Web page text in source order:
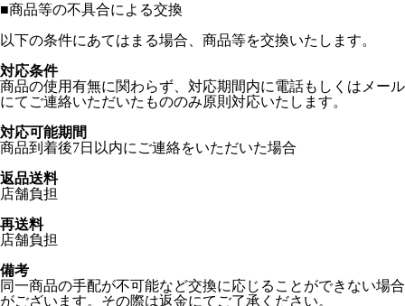
■商品等の不具合による交換
以下の条件にあてはまる場合、商品等を交換いたします。
対応条件
商品の使用有無に関わらず、対応期間内に電話もしくはメール
にてご連絡いただいたもののみ原則対応いたします。
対応可能期間
商品到着後7日以内にご連絡をいただいた場合
返品送料
店舗負担
再送料
店舗負担
備考
同一商品の手配が不可能など交換に応じることができない場合
がございます。その際は返金にてご了承ください。